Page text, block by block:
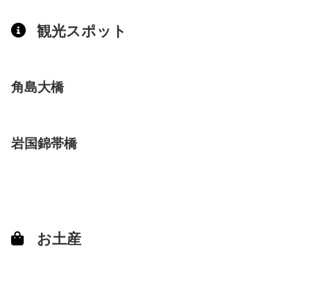
観光スポット
角島大橋
岩国錦帯橋
お土産